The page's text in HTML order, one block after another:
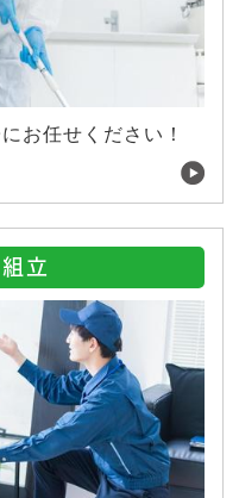
お任せください！
立